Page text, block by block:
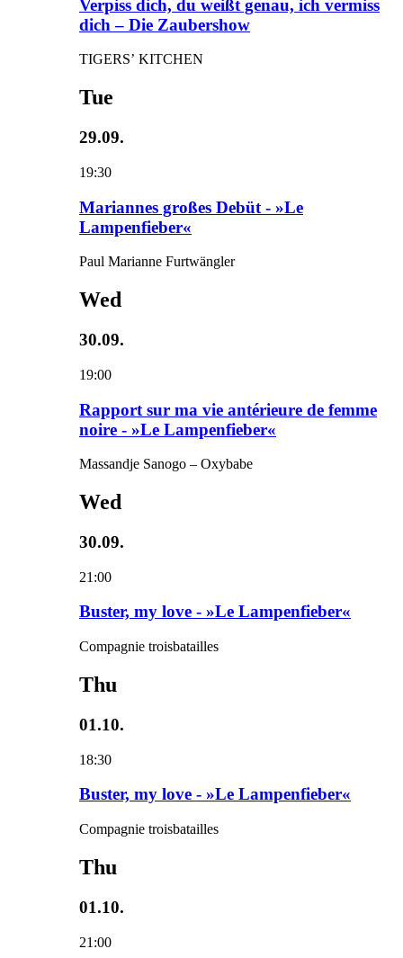
Verpiss dich, du weißt genau, ich vermiss
dich – Die Zaubershow
TIGERS’ KITCHEN
Tue
29.09.
19:30
Mariannes großes Debüt - »Le
Lampenfieber«
Paul Marianne Furtwängler
Wed
30.09.
19:00
Rapport sur ma vie antérieure de femme
noire - »Le Lampenfieber«
Massandje Sanogo – Oxybabe
Wed
30.09.
21:00
Buster, my love - »Le Lampenfieber«
Compagnie troisbatailles
Thu
01.10.
18:30
Buster, my love - »Le Lampenfieber«
Compagnie troisbatailles
Thu
01.10.
21:00